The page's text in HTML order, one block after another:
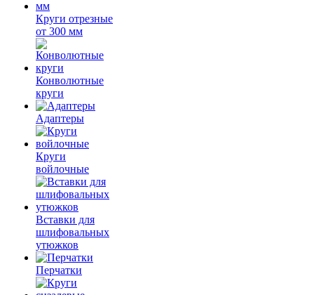
Круги отрезные
от 300 мм
Конволютные
круги
Адаптеры
Круги
войлочные
Вставки для
шлифовальных
утюжков
Перчатки